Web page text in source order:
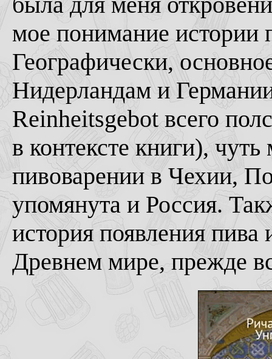
мое понимание истории
Географически,
Нидерландам и
Reinheitsgebot всего
в контексте книги),
пивоварении в Чехии,
упомянута и Россия.
история появления пива
Древнем мире, прежде